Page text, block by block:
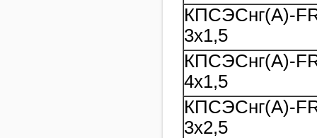
КПСЭСнг(A)-
3х1,5
КПСЭСнг(A)-
4х1,5
КПСЭСнг(A)-
3х2,5